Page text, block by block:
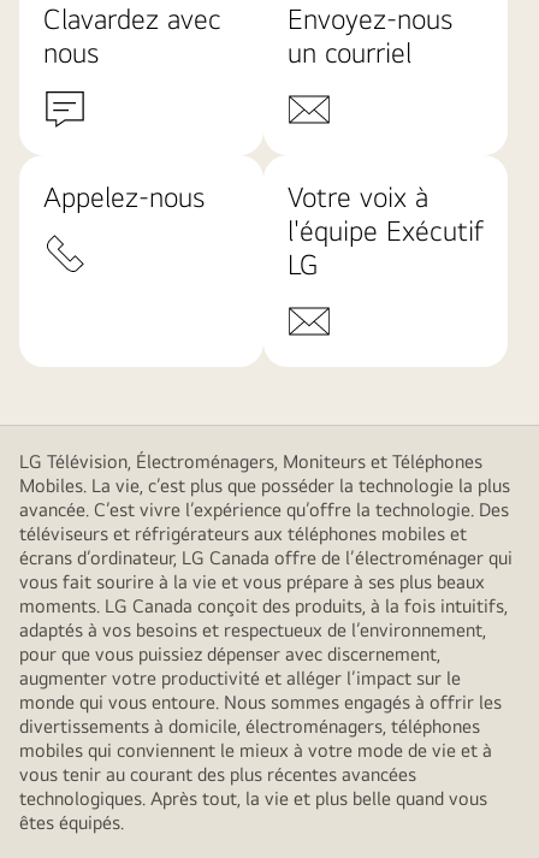
Clavardez avec
nous
Envoyez-nous
un courriel
Appelez-nous
Votre voix à
l'équipe Exécutif
LG
LG Télévision, Électroménagers, Moniteurs et Téléphones
Mobiles. La vie, c’est plus que posséder la technologie la plus
avancée. C’est vivre l’expérience qu’offre la technologie. Des
téléviseurs et réfrigérateurs aux téléphones mobiles et
écrans d’ordinateur, LG Canada offre de l’électroménager qui
vous fait sourire à la vie et vous prépare à ses plus beaux
moments. LG Canada conçoit des produits, à la fois intuitifs,
adaptés à vos besoins et respectueux de l’environnement,
pour que vous puissiez dépenser avec discernement,
augmenter votre productivité et alléger l’impact sur le
monde qui vous entoure. Nous sommes engagés à offrir les
divertissements à domicile, électroménagers, téléphones
mobiles qui conviennent le mieux à votre mode de vie et à
vous tenir au courant des plus récentes avancées
technologiques. Après tout, la vie et plus belle quand vous
êtes équipés.